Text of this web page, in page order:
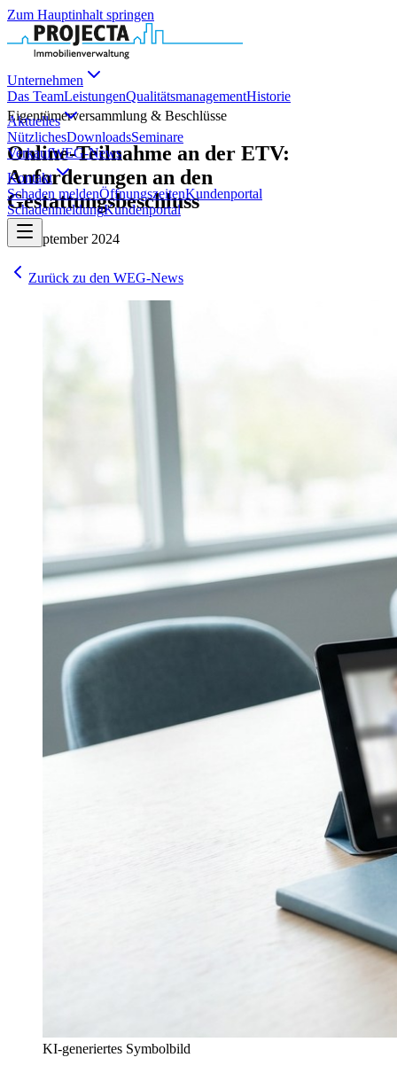
Zum Hauptinhalt springen
Unternehmen
Das TeamLeistungenQualitätsmanagementHistorie
Aktuelles
NützlichesDownloadsSeminare
VerkaufWEG-News
Kontakt
Schaden meldenÖffnungszeitenKundenportal
SchadenmeldungKundenportal
Eigentümerversammlung & Beschlüsse
Online-Teilnahme an der ETV:
Anforderungen an den
Gestattungsbeschluss
25. September 2024
Zurück zu den WEG-News
KI-generiertes Symbolbild